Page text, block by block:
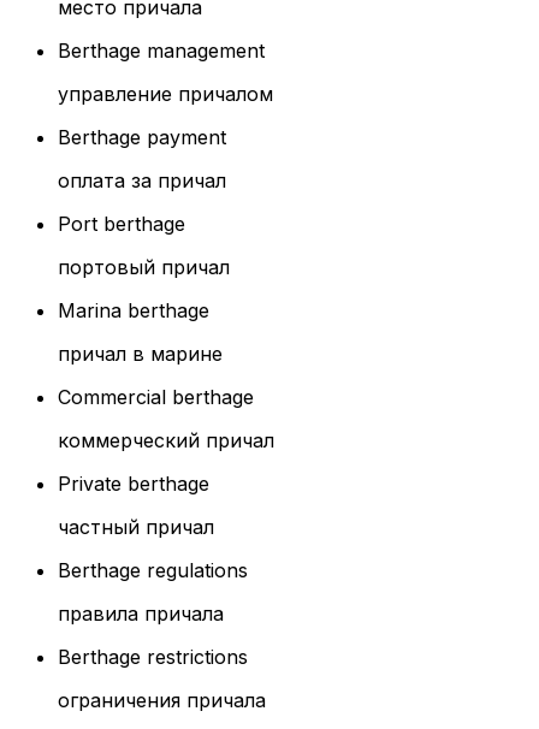
место причала
Berthage management
управление причалом
Berthage payment
оплата за причал
Port berthage
портовый причал
Marina berthage
причал в марине
Commercial berthage
коммерческий причал
Private berthage
частный причал
Berthage regulations
правила причала
Berthage restrictions
ограничения причала